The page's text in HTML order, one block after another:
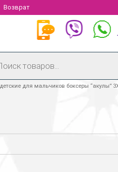
Возврат
для мальчиков боксеры “акулы”